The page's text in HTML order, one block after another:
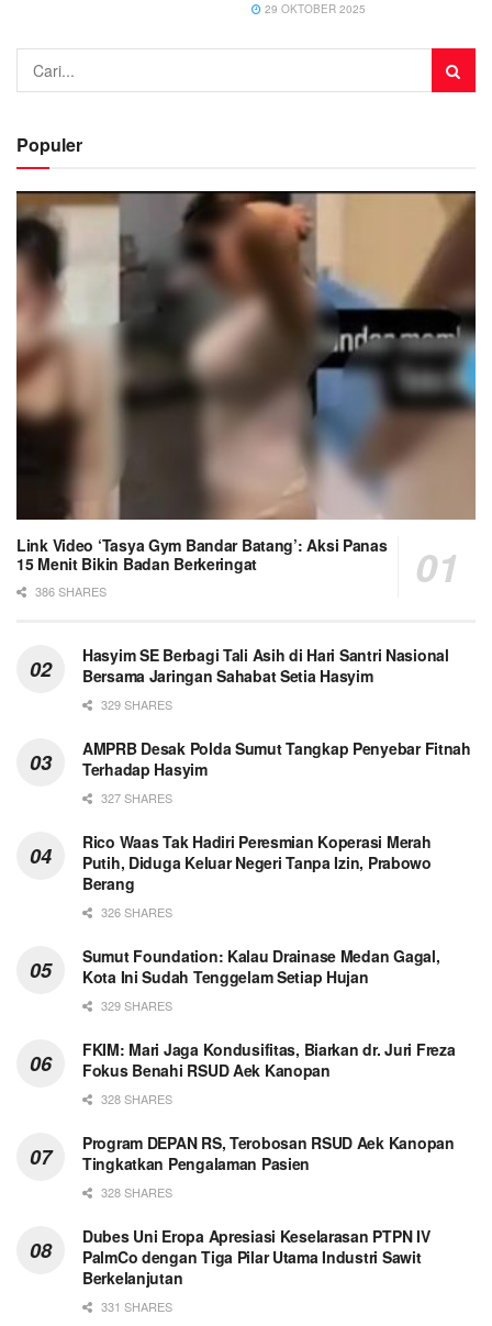
29 OKTOBER 2025
Populer
Link Video ‘Tasya Gym Bandar Batang’: Aksi Panas
15 Menit Bikin Badan Berkeringat
386 SHARES
Hasyim SE Berbagi Tali Asih di Hari Santri Nasional
Bersama Jaringan Sahabat Setia Hasyim
329 SHARES
AMPRB Desak Polda Sumut Tangkap Penyebar Fitnah
Terhadap Hasyim
327 SHARES
Rico Waas Tak Hadiri Peresmian Koperasi Merah
Putih, Diduga Keluar Negeri Tanpa Izin, Prabowo
Berang
326 SHARES
Sumut Foundation: Kalau Drainase Medan Gagal,
Kota Ini Sudah Tenggelam Setiap Hujan
329 SHARES
FKIM: Mari Jaga Kondusifitas, Biarkan dr. Juri Freza
Fokus Benahi RSUD Aek Kanopan
328 SHARES
Program DEPAN RS, Terobosan RSUD Aek Kanopan
Tingkatkan Pengalaman Pasien
328 SHARES
Dubes Uni Eropa Apresiasi Keselarasan PTPN IV
PalmCo dengan Tiga Pilar Utama Industri Sawit
Berkelanjutan
331 SHARES